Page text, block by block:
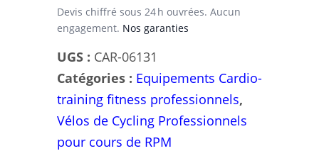
Devis chiffré sous 24 h ouvrées. Aucun
engagement. Nos garanties
UGS : CAR-06131
Catégories : Equipements Cardio-
training fitness professionnels,
Vélos de Cycling Professionnels
pour cours de RPM